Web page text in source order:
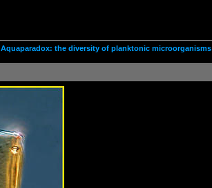
Aquaparadox: the diversity of planktonic microorganisms